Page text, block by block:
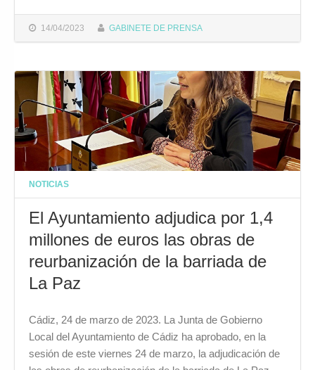
14/04/2023 GABINETE DE PRENSA
NOTICIAS
El Ayuntamiento adjudica por 1,4
millones de euros las obras de
reurbanización de la barriada de
La Paz
Cádiz, 24 de marzo de 2023. La Junta de Gobierno
Local del Ayuntamiento de Cádiz ha aprobado, en la
sesión de este viernes 24 de marzo, la adjudicación de